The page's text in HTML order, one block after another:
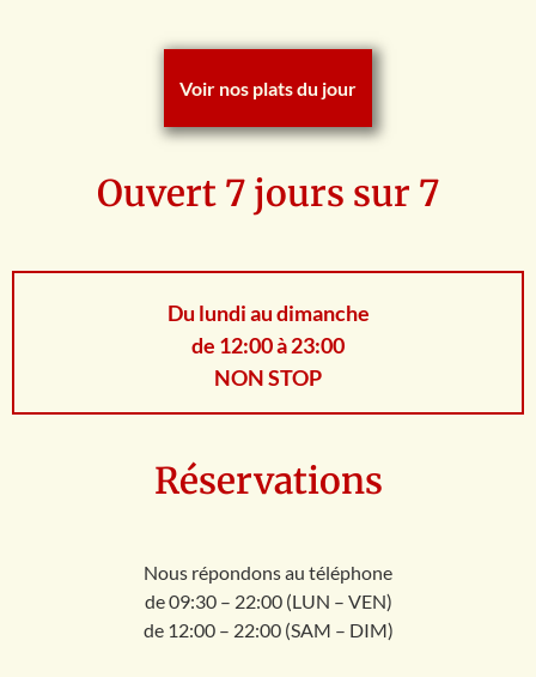
Voir nos plats du jour
Ouvert 7 jours sur 7
Du lundi au dimanche
de 12:00 à 23:00
NON STOP
Réservations
Nous répondons au téléphone
de 09:30 – 22:00 (LUN – VEN)
de 12:00 – 22:00 (SAM – DIM)